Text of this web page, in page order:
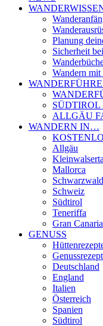
Planung
Sicherheit
Wandern
SÜDTIROL
ALLGÄU
WANDERN IN…
Allgäu
Mallorca
Schwarzwald
Schweiz
Südtirol
Teneriffa
Gran Canaria
GENUSS
Deutschland
England
Italien
Österreich
Spanien
Südtirol